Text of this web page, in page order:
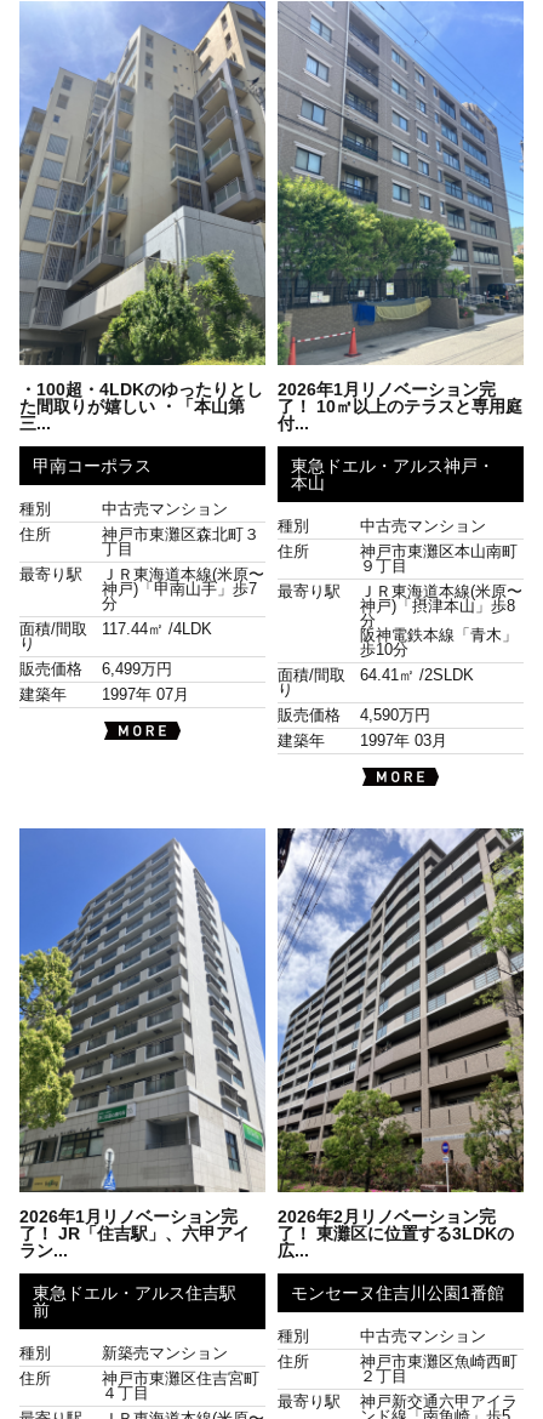
・100超・4LDKのゆったりとし
た間取りが嬉しい ・「本山第
三...
甲南コーポラス
種別
中古売マンション
住所
神戸市東灘区森北町３
丁目
最寄り駅
ＪＲ東海道本線(米原〜
神戸)「甲南山手」歩7
分
面積/間取
り
117.44㎡ /4LDK
販売価格
6,499万円
建築年
1997年 07月
2026年1月リノベーション完
了！ 10㎡以上のテラスと専用庭
付...
東急ドエル・アルス神戸・
本山
種別
中古売マンション
住所
神戸市東灘区本山南町
９丁目
最寄り駅
ＪＲ東海道本線(米原〜
神戸)「摂津本山」歩8
分
阪神電鉄本線「青木」
歩10分
面積/間取
り
64.41㎡ /2SLDK
販売価格
4,590万円
建築年
1997年 03月
2026年1月リノベーション完
了！ JR「住吉駅」、六甲アイ
ラン...
東急ドエル・アルス住吉駅
前
種別
新築売マンション
住所
神戸市東灘区住吉宮町
４丁目
2026年2月リノベーション完
了！ 東灘区に位置する3LDKの
広...
モンセーヌ住吉川公園1番館
種別
中古売マンション
住所
神戸市東灘区魚崎西町
２丁目
最寄り駅
神戸新交通六甲アイラ